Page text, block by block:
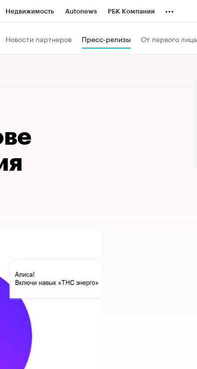
Недвижимость Autonews РБК Компании ...
Новости партнеров Пресс-релизы От первого лица